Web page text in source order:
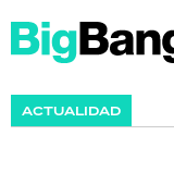
ACTUALIDAD
SHOW